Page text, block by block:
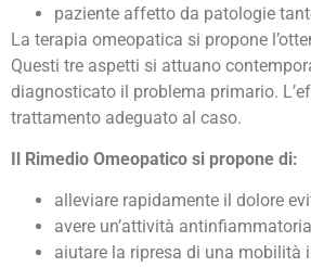
paziente affetto da patologie
La terapia omeopatica si propone
Questi tre aspetti si attuano
diagnosticato il problema primario.
trattamento adeguato al caso.
Il Rimedio Omeopatico si propone di:
alleviare rapidamente il dolore
avere un’attività
aiutare la ripresa di una